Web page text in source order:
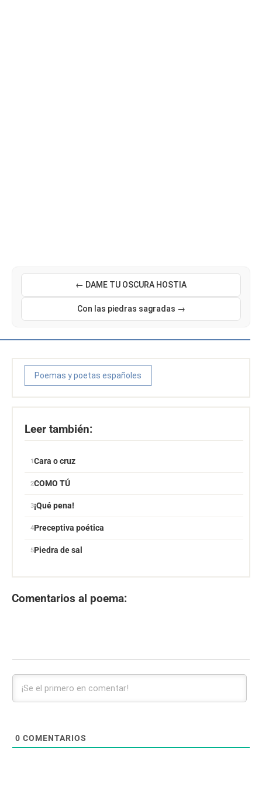
← DAME TU OSCURA HOSTIA
Con las piedras sagradas →
Poemas y poetas españoles
Leer también:
Cara o cruz
COMO TÚ
¡Qué pena!
Preceptiva poética
Piedra de sal
Comentarios al poema:
0 COMENTARIOS